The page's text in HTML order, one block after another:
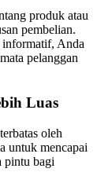
produk atau
pembelian.
Anda
pelanggan
Luas
oleh
untuk mencapai
pintu bagi